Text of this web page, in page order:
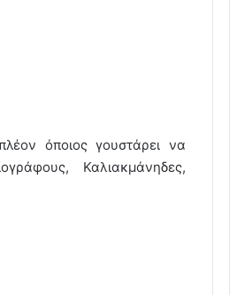
όποιος γουστάρει να
Καλιακμάνηδες,